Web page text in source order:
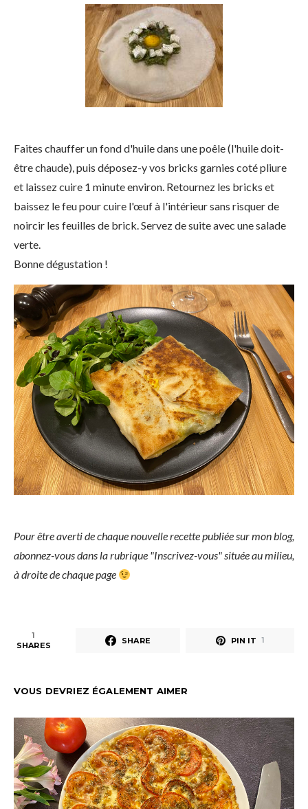
Faites chauffer un fond d'huile dans une poêle (l'huile doit-
être chaude), puis déposez-y vos bricks garnies coté pliure
et laissez cuire 1 minute environ. Retournez les bricks et
baissez le feu pour cuire l'œuf à l'intérieur sans risquer de
noircir les feuilles de brick. Servez de suite avec une salade
verte.
Bonne dégustation !
Pour être averti de chaque nouvelle recette publiée sur mon blog,
abonnez-vous dans la rubrique "Inscrivez-vous" située au milieu,
à droite de chaque page
1
SHARES SHARE PIN IT 1
VOUS DEVRIEZ ÉGALEMENT AIMER